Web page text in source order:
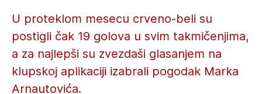
U proteklom mesecu crveno-beli su
postigli čak 19 golova u svim takmičenjima,
a za najlepši su zvezdaši glasanjem na
klupskoj aplikaciji izabrali pogodak Marka
Arnautovića.